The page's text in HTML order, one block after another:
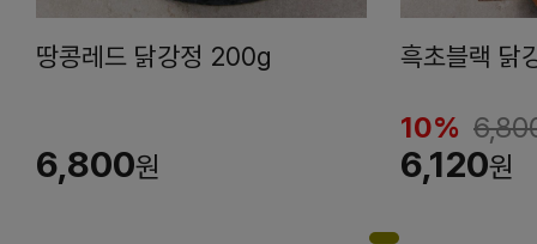
땅콩레드 닭강정 200g
6,800원
흑초블랙 닭
10%
6,120원